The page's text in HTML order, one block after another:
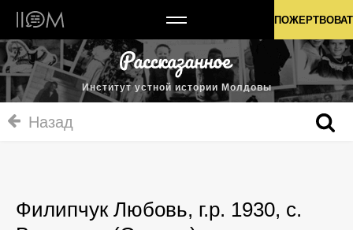
Институт устной истории Молдовы
Институт устной истории Молдовы
Назад
Филипчук Любовь, г.р. 1930, с.